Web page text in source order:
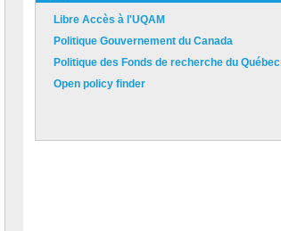
Libre Accès à l'UQAM
Politique Gouvernement du Canada
Politique des Fonds de recherche du Québec
Open policy finder